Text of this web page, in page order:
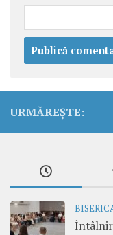
URMĂREȘTE: